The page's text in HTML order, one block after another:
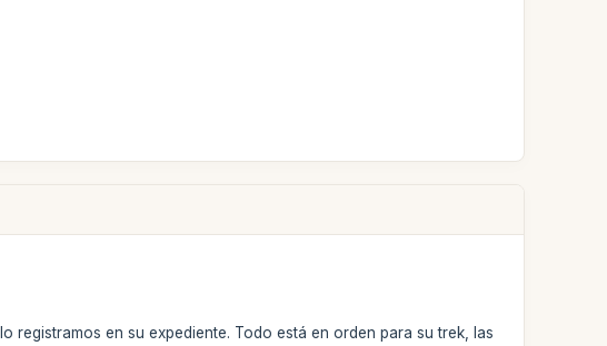
registramos en su expediente. Todo está en orden para su trek, las